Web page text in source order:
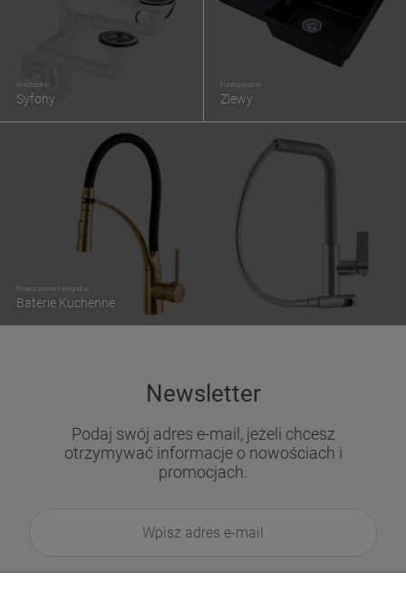
Nowoczesne i wygodne
Baterie Kuchenne
Niezbędne
Syfony
Funkcjonalne
Zlewy
Newsletter
Podaj swój adres e-mail, jeżeli chcesz
otrzymywać informacje o nowościach i
promocjach.